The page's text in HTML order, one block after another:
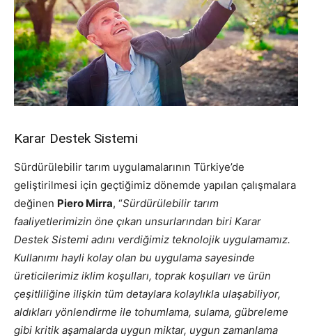
Karar Destek Sistemi
Sürdürülebilir tarım uygulamalarının Türkiye’de
geliştirilmesi için geçtiğimiz dönemde yapılan çalışmalara
değinen Piero Mirra, “Sürdürülebilir tarım
faaliyetlerimizin öne çıkan unsurlarından biri Karar
Destek Sistemi adını verdiğimiz teknolojik uygulamamız.
Kullanımı hayli kolay olan bu uygulama sayesinde
üreticilerimiz iklim koşulları, toprak koşulları ve ürün
çeşitliliğine ilişkin tüm detaylara kolaylıkla ulaşabiliyor,
aldıkları yönlendirme ile tohumlama, sulama, gübreleme
gibi kritik aşamalarda uygun miktar, uygun zamanlama